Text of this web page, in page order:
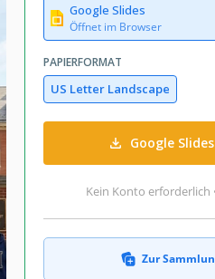
Google Slides
Öffnet im Browser
PAPIERFORMAT
US Letter Landscape
Google
Kein Konto erforderlich
Zur